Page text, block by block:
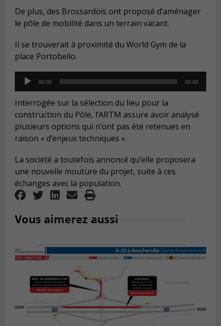
De plus, des Brossardois ont proposé d’aménager
le pôle de mobilité dans un terrain vacant.
Il se trouverait à proximité du World Gym de la
place Portobello.
Audio
Player
00:00 00:00
Interrogée sur la sélection du lieu pour la
construction du Pôle, l’ARTM assure avoir analysé
plusieurs options qui n’ont pas été retenues en
raison « d’enjeux techniques ».
La société a toutefois annoncé qu’elle proposera
une nouvelle mouture du projet, suite à ces
échanges avec la population.
Vous aimerez aussi